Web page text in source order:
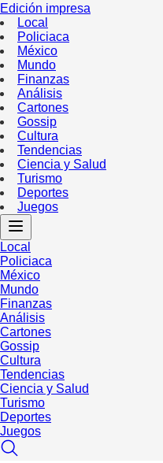
Edición impresa
Local
Policiaca
México
Mundo
Finanzas
Análisis
Cartones
Gossip
Cultura
Tendencias
Ciencia y Salud
Turismo
Deportes
Juegos
Local
Policiaca
México
Mundo
Finanzas
Análisis
Cartones
Gossip
Cultura
Tendencias
Ciencia y Salud
Turismo
Deportes
Juegos